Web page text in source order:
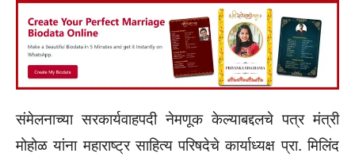
संमेलनाच्या सरकार्यवाहपदी नेमणूक केल्याबद्दलचे पत्र मंत्री
मोहोळ यांना महाराष्ट्र साहित्य परिषदेचे कार्याध्यक्ष प्रा. मिलिंद